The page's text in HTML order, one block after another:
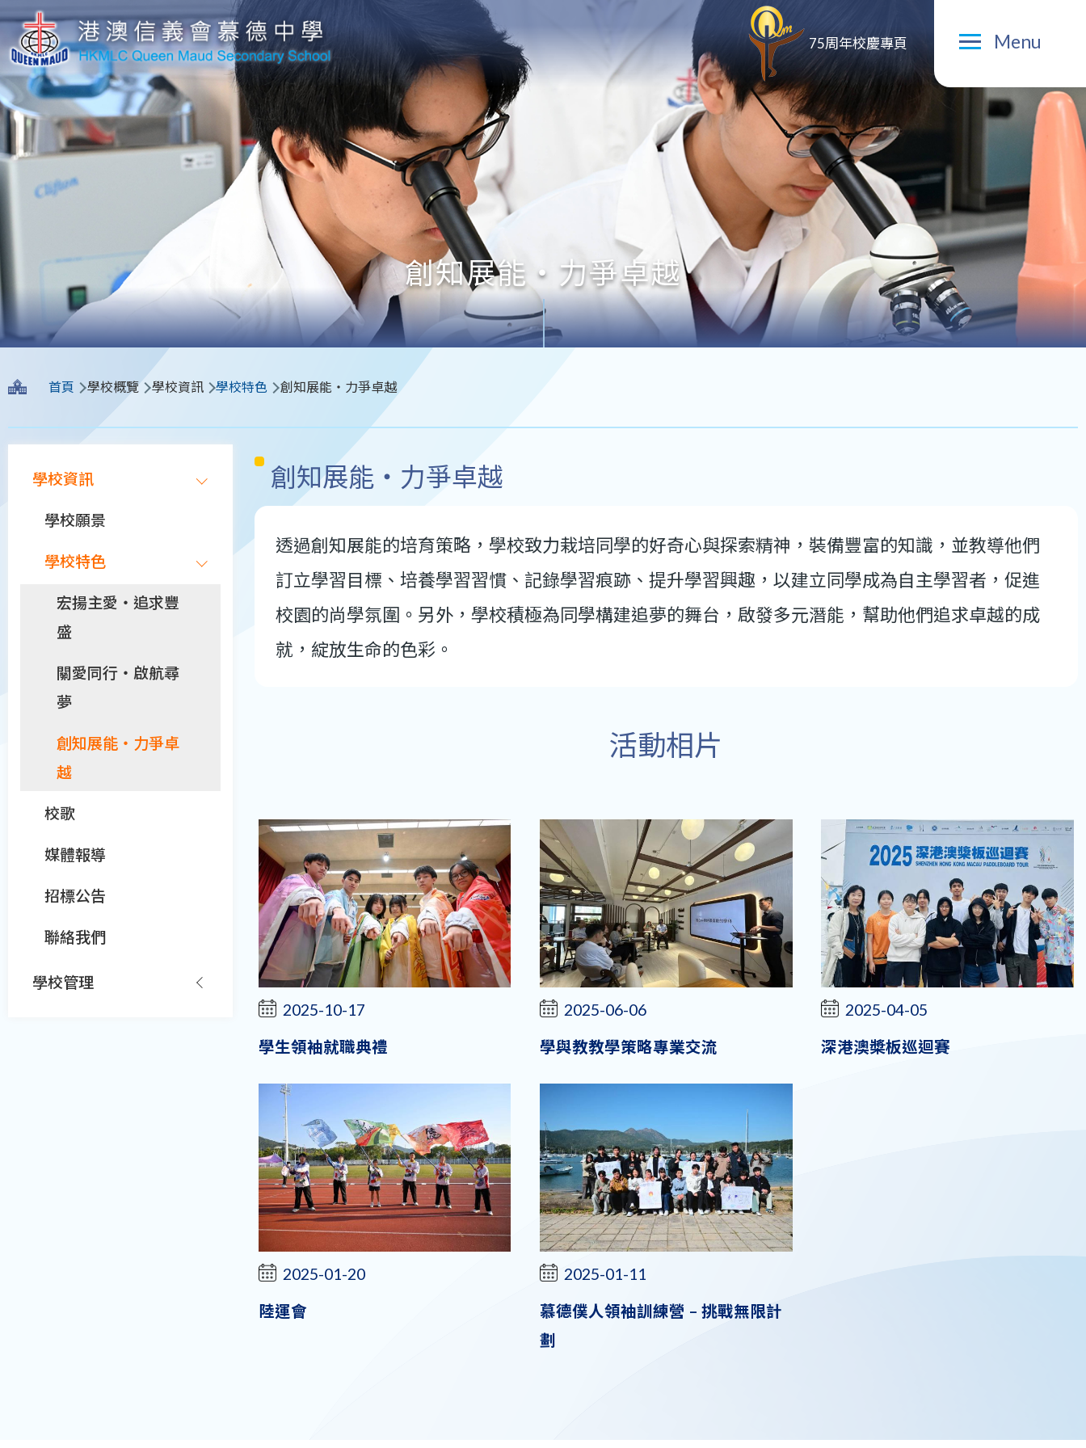
移至主內容
75周年校慶專頁 Menu
創知展能‧力爭卓越
導
連
結
首頁 學校概覽 學校資訊 學校特色 創知展能‧力爭卓越
創知展能‧力爭卓越
透過創知展能的培育策略，學校致力栽培同學的好奇心與探索精神，裝備豐富的知識，並教導他們
訂立學習目標、培養學習習慣、記錄學習痕跡、提升學習興趣，以建立同學成為自主學習者，促進
校園的尚學氛圍。另外，學校積極為同學構建追夢的舞台，啟發多元潛能，幫助他們追求卓越的成
就，綻放生命的色彩。
活動相片
2025-10-17
學生領袖就職典禮
2025-06-06
學與教教學策略專業交流
2025-04-05
深港澳槳板巡迴賽
2025-01-20
陸運會
2025-01-11
慕德僕人領袖訓練營 – 挑戰無限計
劃
Main
navigation
學校資訊
學校願景
學校特色
宏揚主愛‧追求豐
盛
關愛同行‧啟航尋
夢
創知展能‧力爭卓
越
校歌
媒體報導
招標公告
聯絡我們
學校管理